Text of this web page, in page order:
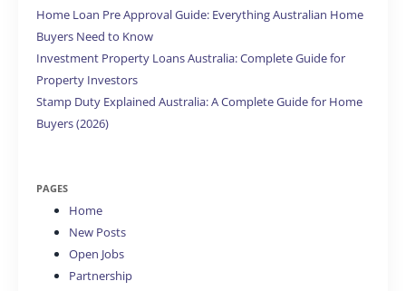
Home Loan Pre Approval Guide: Everything Australian Home
Buyers Need to Know
Investment Property Loans Australia: Complete Guide for
Property Investors
Stamp Duty Explained Australia: A Complete Guide for Home
Buyers (2026)
PAGES
Home
New Posts
Open Jobs
Partnership